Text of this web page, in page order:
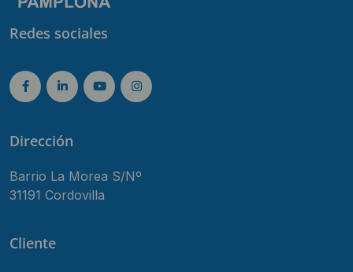
Redes sociales
Dirección
Barrio La Morea S/Nº
31191 Cordovilla
Cliente